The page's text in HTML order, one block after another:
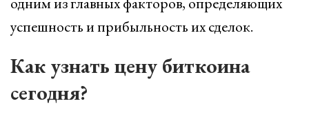
успешность и прибыльность их сделок.
Как узнать цену биткоина
сегодня?